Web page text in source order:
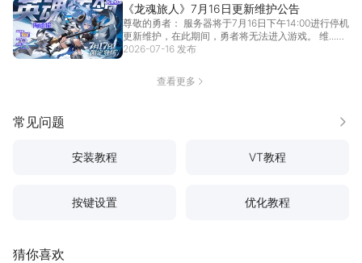
《龙魂旅人》7月16日更新维护公告
尊敬的勇者： 服务器将于7月16日下午14:00进行停机
更新维护，在此期间，勇者将无法进入游戏。 维...
[详情]
2026-07-16 发布
查看更多
常见问题 更多
安装教程 VT教程
按键设置 优化教程
猜你喜欢